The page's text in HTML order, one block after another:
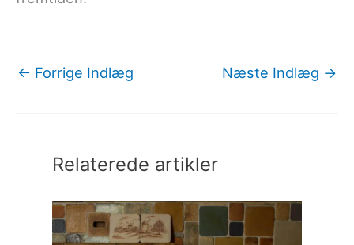
← Forrige Indlæg Næste Indlæg →
Relaterede artikler